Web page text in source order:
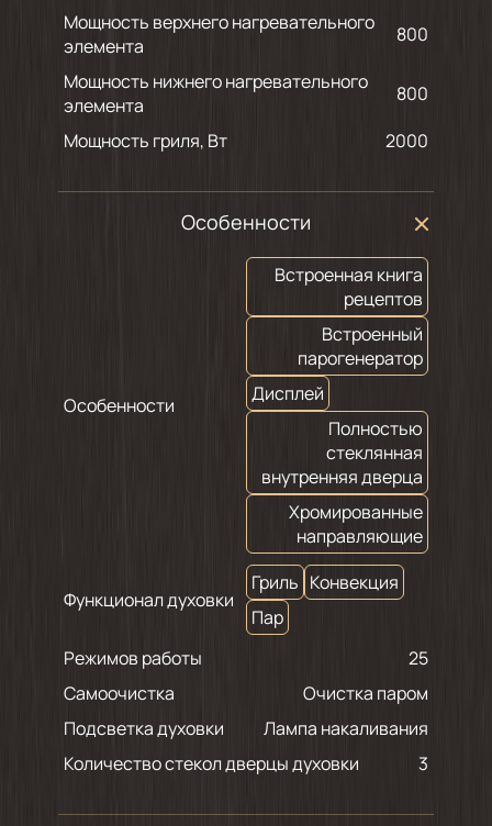
Мощность верхнего нагревательного
элемента
800
Мощность нижнего нагревательного
элемента
800
Мощность гриля, Вт
2000
Особенности
Особенности
Встроенная книга
рецептов
Встроенный
парогенератор
Дисплей
Полностью
стеклянная
внутренняя дверца
Хромированные
направляющие
Функционал духовки
Гриль Конвекция
Пар
Режимов работы
25
Самоочистка
Очистка паром
Подсветка духовки
Лампа накаливания
Количество стекол дверцы духовки
3